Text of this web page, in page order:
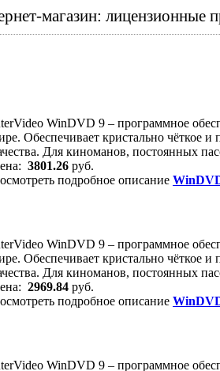
магазин:
WinDVD 9 – программное
Обеспечивает кристально чёткое
Для киноманов, постоянных
3801.26 руб.
подробное описание
WinDVD 9 – программное
Обеспечивает кристально чёткое
Для киноманов, постоянных
2969.84 руб.
подробное описание
WinDVD 9 – программное